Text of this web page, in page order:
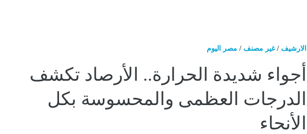
الارشيف /غير مصنف / مصر اليوم
أجواء شديدة الحرارة.. الأرصاد تكشف
الدرجات العظمى والمحسوسة بكل
الأنحاء